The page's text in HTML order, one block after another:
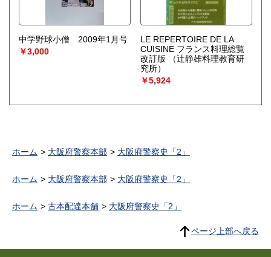
中学野球小僧 2009年1月号
￥3,000
LE REPERTOIRE DE LA
CUISINE フランス料理総覧
改訂版
（辻静雄料理教育研
究所）
￥5,924
ホーム 大阪府警察本部 大阪府警察史「2」
ホーム 大阪府警察本部 大阪府警察史「2」
ホーム 古本配達本舗 大阪府警察史「2」
ページ上部へ戻る